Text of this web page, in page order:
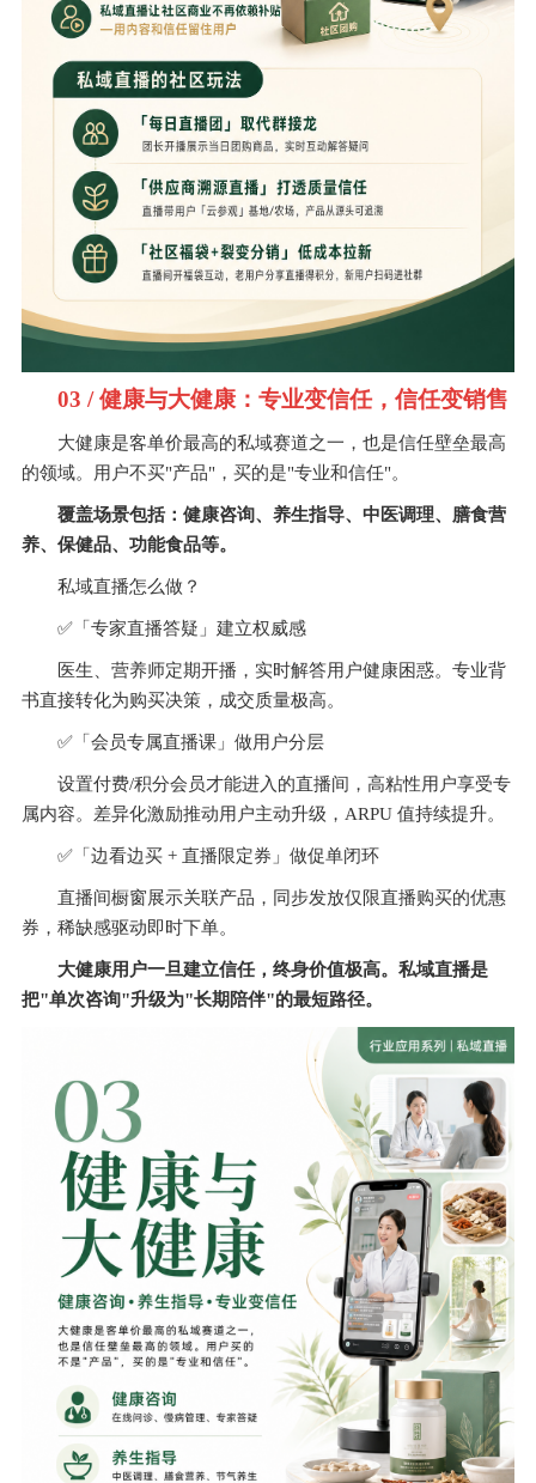
03 / 健康与大健康：专业变信任，信任变销售
大健康是客单价最高的私域赛道之一，也是信任壁垒最高
的领域。用户不买"产品"，买的是"专业和信任"。
覆盖场景包括：健康咨询、养生指导、中医调理、膳食营
养、保健品、功能食品等。
私域直播怎么做？
✅ 「专家直播答疑」建立权威感
医生、营养师定期开播，实时解答用户健康困惑。专业背
书直接转化为购买决策，成交质量极高。
✅ 「会员专属直播课」做用户分层
设置付费/积分会员才能进入的直播间，高粘性用户享受专
属内容。差异化激励推动用户主动升级，ARPU 值持续提升。
✅ 「边看边买 + 直播限定券」做促单闭环
直播间橱窗展示关联产品，同步发放仅限直播购买的优惠
券，稀缺感驱动即时下单。
大健康用户一旦建立信任，终身价值极高。私域直播是
把"单次咨询"升级为"长期陪伴"的最短路径。